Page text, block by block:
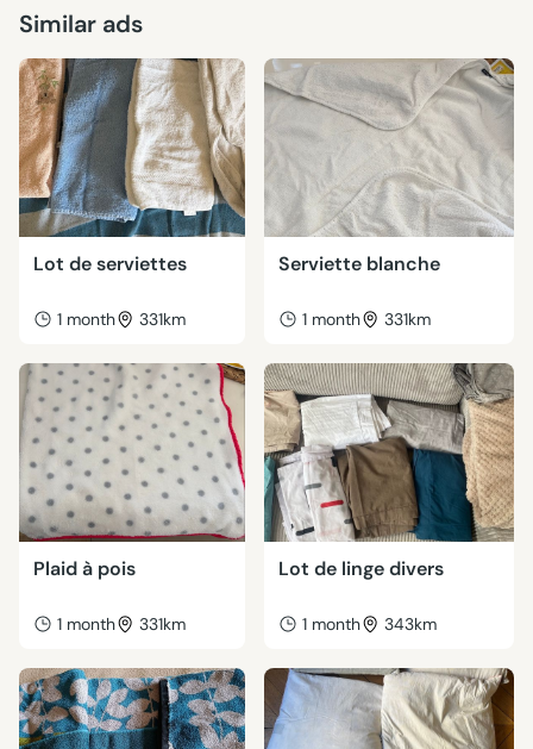
Similar ads
Lot de serviettes
1 month 331km
Serviette blanche
1 month 331km
Plaid à pois
1 month 331km
Lot de linge divers
1 month 343km